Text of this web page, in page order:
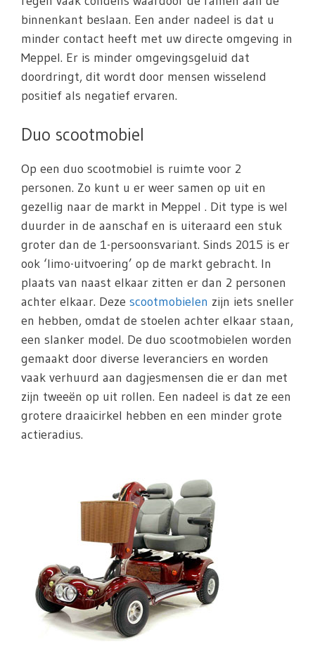
binnenkant beslaan. Een ander nadeel is dat u
minder contact heeft met uw directe omgeving in
Meppel. Er is minder omgevingsgeluid dat
doordringt, dit wordt door mensen wisselend
positief als negatief ervaren.
Duo scootmobiel
Op een duo scootmobiel is ruimte voor 2
personen. Zo kunt u er weer samen op uit en
gezellig naar de markt in Meppel . Dit type is wel
duurder in de aanschaf en is uiteraard een stuk
groter dan de 1-persoonsvariant. Sinds 2015 is er
ook ‘limo-uitvoering’ op de markt gebracht. In
plaats van naast elkaar zitten er dan 2 personen
achter elkaar. Deze scootmobielen zijn iets sneller
en hebben, omdat de stoelen achter elkaar staan,
een slanker model. De duo scootmobielen worden
gemaakt door diverse leveranciers en worden
vaak verhuurd aan dagjesmensen die er dan met
zijn tweeën op uit rollen. Een nadeel is dat ze een
grotere draaicirkel hebben en een minder grote
actieradius.